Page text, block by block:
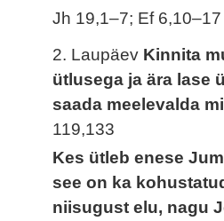
Jh 19,1–7; Ef 6,10–17
2. Laupäev Kinnita
ütlusega ja ära lase
saada meelevalda
119,133
Kes ütleb enese
see on ka
niisugust elu, nagu